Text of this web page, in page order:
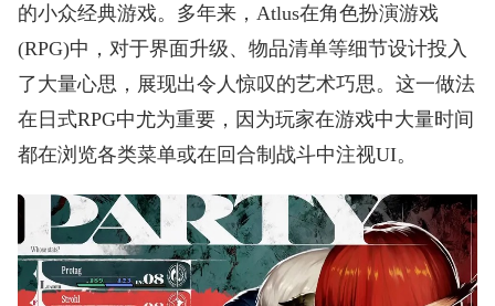
的小众经典游戏。多年来，Atlus在角色扮演游戏
(RPG)中，对于界面升级、物品清单等细节设计投入
了大量心思，展现出令人惊叹的艺术巧思。这一做法
在日式RPG中尤为重要，因为玩家在游戏中大量时间
都在浏览各类菜单或在回合制战斗中注视UI。